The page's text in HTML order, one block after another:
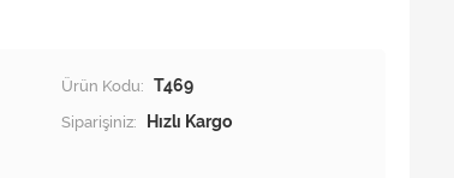
Ürün Kodu: T469
Siparişiniz:
Hızlı Kargo